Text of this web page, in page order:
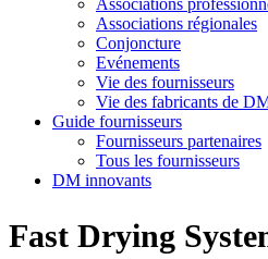
Associations régionales
Conjoncture
Evénements
Vie des fournisseurs
Vie des fabricants de
Guide fournisseurs
Fournisseurs partenaires
Tous les fournisseurs
DM innovants
Fast Drying